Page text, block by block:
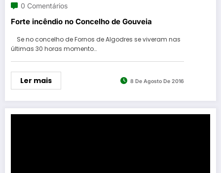
0 Comentários
Forte incêndio no Concelho de Gouveia
Se no concelho de Fornos de Algodres se viveram nas
últimas 30 horas momento…
Ler mais 8 De Agosto De 2016